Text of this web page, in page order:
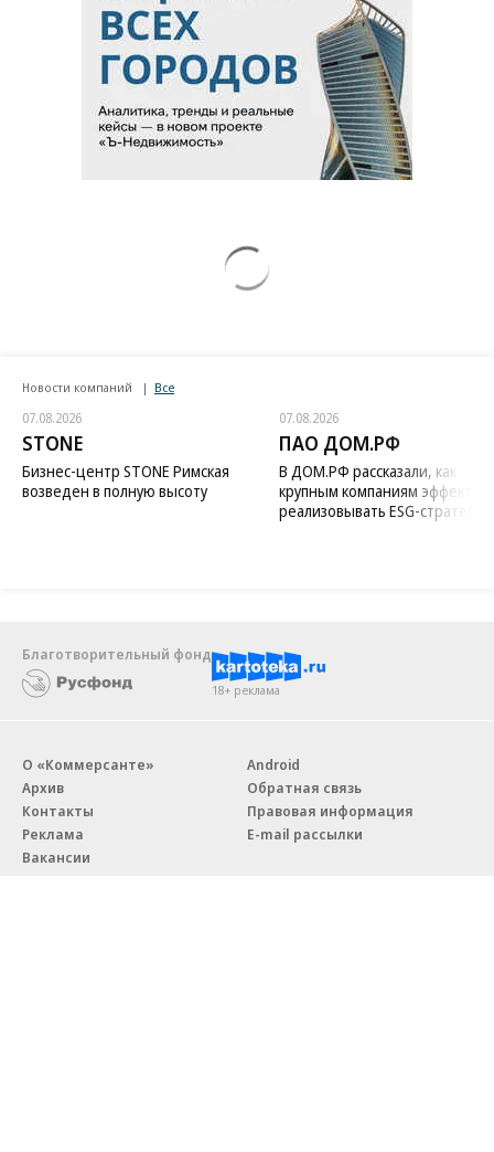
Новости компаний Все
07.08.2026
STONE
Бизнес-центр STONE Римская
возведен в полную высоту
07.08.2026
ПАО ДОМ.РФ
В ДОМ.РФ рассказали, как
крупным компаниям
реализовывать ESG-стратегию
Благотворительный фонд
18+ реклама
О «Коммерсанте»
Архив
Контакты
Реклама
Вакансии
Android
Обратная связь
Правовая информация
E-mail рассылки